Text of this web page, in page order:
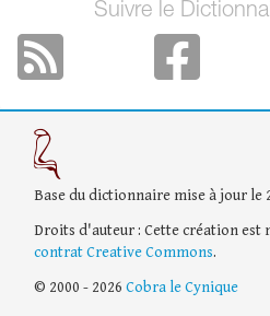
Suivre le
Base du dictionnaire mise à jour le
Droits d'auteur : Cette création est
contrat Creative Commons.
© 2000 - 2026 Cobra le Cynique